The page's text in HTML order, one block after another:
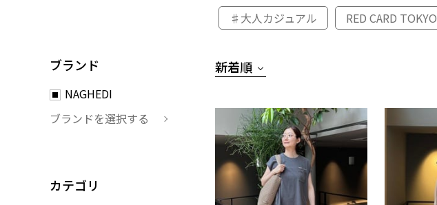
ブランド
NAGHEDI
ブランドを選択する
カテゴリ
♯大人カジュアル
RED CARD TOKYO
新着順